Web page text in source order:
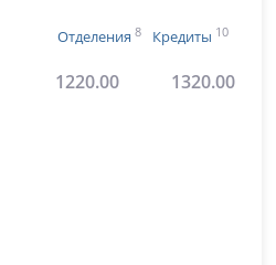
Отделения 8 Кредиты 10
1220.00 1320.00